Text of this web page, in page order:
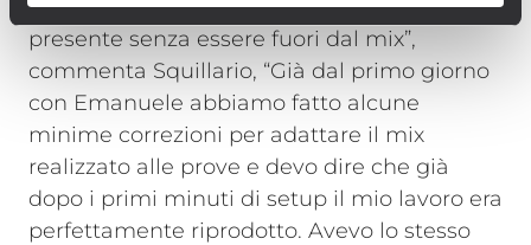
voce che risultava sempre bella in faccia e
presente senza essere fuori dal mix”,
commenta Squillario, “Già dal primo giorno
con Emanuele abbiamo fatto alcune
minime correzioni per adattare il mix
realizzato alle prove e devo dire che già
dopo i primi minuti di setup il mio lavoro era
perfettamente riprodotto. Avevo lo stesso